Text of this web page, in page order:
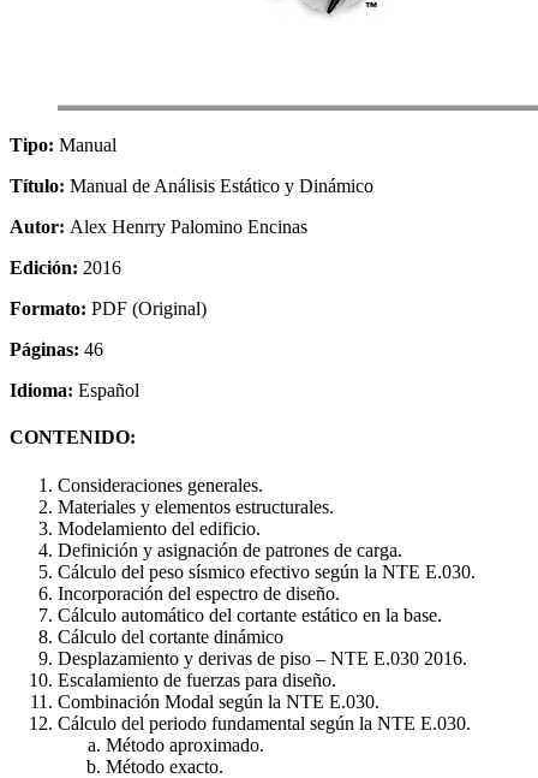
Tipo: Manual
Título: Manual de Análisis Estático y Dinámico
Autor: Alex Henrry Palomino Encinas
Edición: 2016
Formato: PDF (Original)
Páginas: 46
Idioma: Español
CONTENIDO:
Consideraciones generales.
Materiales y elementos estructurales.
Modelamiento del edificio.
Definición y asignación de patrones de carga.
Cálculo del peso sísmico efectivo según la NTE E.030.
Incorporación del espectro de diseño.
Cálculo automático del cortante estático en la base.
Cálculo del cortante dinámico
Desplazamiento y derivas de piso – NTE E.030 2016.
Escalamiento de fuerzas para diseño.
Combinación Modal según la NTE E.030.
Cálculo del periodo fundamental según la NTE E.030.
Método aproximado.
Método exacto.